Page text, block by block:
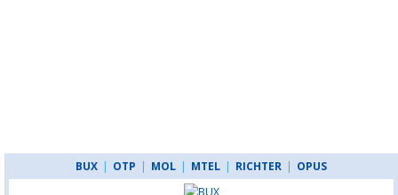
BUX | OTP | MOL | MTEL | RICHTER | OPUS